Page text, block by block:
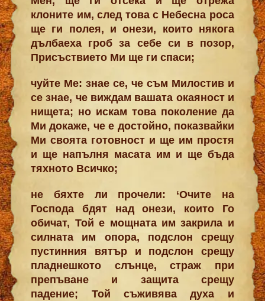
клоните им, след това с Небесна роса
ще ги полея, и онези, които някога
дълбаеха гроб за себе си в позор,
Присъствието Ми ще ги спаси;
чуйте Ме: знае се, че съм Милостив и
се знае, че виждам вашата окаяност и
нищета; но искам това поколение да
Ми докаже, че е достойно, показвайки
Ми своята готовност и ще им простя
и ще напълня масата им и ще бъда
тяхното Всичко;
не бяхте ли прочели: ‘Очите на
Господа бдят над онези, които Го
обичат, Той е мощната им закрила и
силната им опора, подслон срещу
пустинния вятър и подслон срещу
пладнешкото слънце, страж при
препъване и защита срещу
падение; Той съживява духа и